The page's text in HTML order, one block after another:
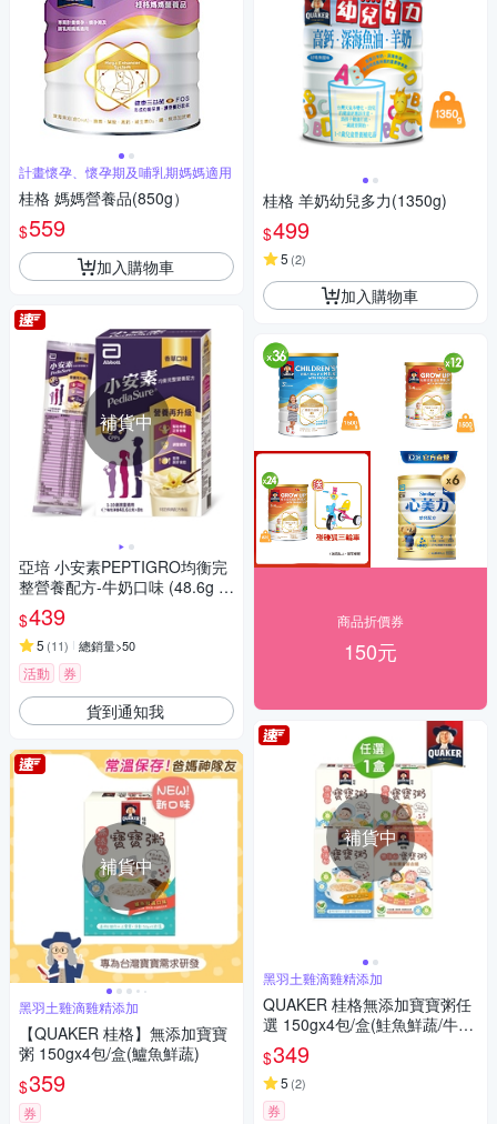
計畫懷孕、懷孕期及哺乳期媽媽適用
桂格 媽媽營養品(850g）
$559
加入購物車
補貨中
亞培 小安素PEPTIGRO均衡完
整營養配方-牛奶口味 (48.6g x
8包)
$439
5 (11) 總銷量>50
活動 券
貨到通知我
補貨中
黑羽土雞滴雞精添加
【QUAKER 桂格】無添加寶寶
粥 150gx4包/盒(鱸魚鮮蔬)
$359
券
桂格 羊奶幼兒多力(1350g)
$499
5 (2)
加入購物車
商品折價券
150元
補貨中
黑羽土雞滴雞精添加
QUAKER 桂格無添加寶寶粥任
選 150gx4包/盒(鮭魚鮮蔬/牛肉
番茄/海陸饗宴)
$349
5 (2)
券